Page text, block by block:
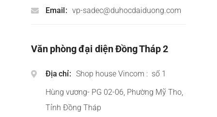
Email vp-sadec@duhocdaiduong.com
Văn phòng đại diện Đồng Tháp 2
Địa chỉ
Shop house Vincom : số 1
Hùng vương- PG 02-06, Phường Mỹ Tho,
Tỉnh Đồng Tháp